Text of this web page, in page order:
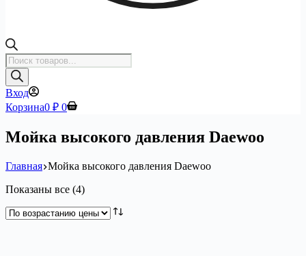
Поиск
товаров
Вход
Корзина0 ₽ 0
Мойка высокого давления Daewoo
Главная Мойка высокого давления Daewoo
Показаны все (4)Цены:
возрастанию